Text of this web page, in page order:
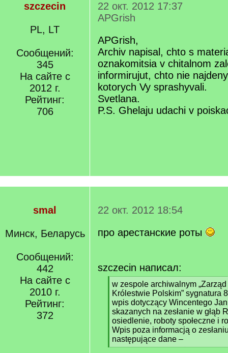
szczecin
PL, LT
Сообщений:
345
На сайте с
2012 г.
Рейтинг:
706
22 окт. 2012 17:37
APGrish
APGrish,
Archiv napisal, chto s
oznakomitsia v chitalnom
informirujut, chto nie
kotorych Vy sprashyvali.
Svetlana.
P.S. Ghelaju udachi v
smal
Минск, Беларусь
Сообщений:
442
На сайте с
2010 г.
Рейтинг:
372
22 окт. 2012 18:54
про арестанские роты
szczecin написал:
[
q
]
w zespole archiwalnym
Królestwie Polskim” sygnatura
wpis dotyczący Wincentego
skazanych na zesłanie w głąb
osiedlenie, roboty społeczne i
Wpis poza informacją o
następujące dane –
[